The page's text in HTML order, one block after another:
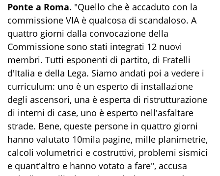
Ponte a Roma. "Quello che è accaduto con la
commissione VIA è qualcosa di scandaloso. A
quattro giorni dalla convocazione della
Commissione sono stati integrati 12 nuovi
membri. Tutti esponenti di partito, di Fratelli
d'Italia e della Lega. Siamo andati poi a vedere i
curriculum: uno è un esperto di installazione
degli ascensori, una è esperta di ristrutturazione
di interni di case, uno è esperto nell'asfaltare
strade. Bene, queste persone in quattro giorni
hanno valutato 10mila pagine, mille planimetrie,
calcoli volumetrici e costruttivi, problemi sismici
e quant'altro e hanno votato a fare", accusa